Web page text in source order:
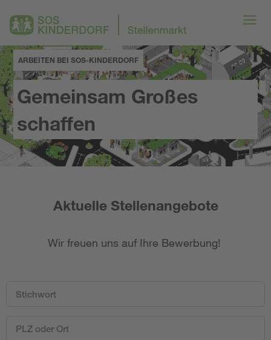
ARBEITEN BEI SOS-KINDERDORF
Gemeinsam Großes
schaffen
Aktuelle Stellenangebote
Wir freuen uns auf Ihre Bewerbung!